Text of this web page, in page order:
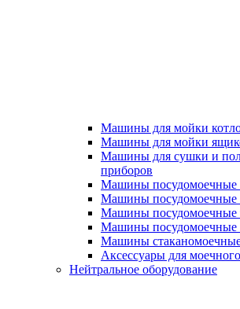
Машины для мойки
Машины для мойки
Машины для сушки и
приборов
Машины посудомоечные
Машины посудомоечные
Машины посудомоечные
Машины посудомоечные
Машины
Аксессуары для
Нейтральное оборудование